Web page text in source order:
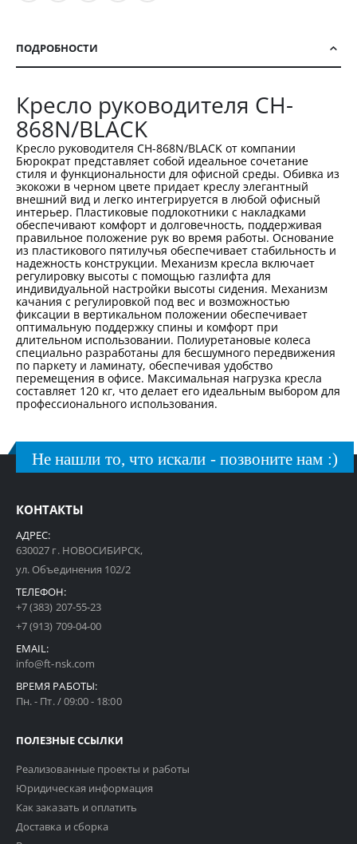
ПОДРОБНОСТИ
Кресло руководителя CH-
868N/BLACK
Кресло руководителя CH-868N/BLACK от компании
Бюрократ представляет собой идеальное сочетание
стиля и функциональности для офисной среды. Обивка из
экокожи в черном цвете придает креслу элегантный
внешний вид и легко интегрируется в любой офисный
интерьер. Пластиковые подлокотники с накладками
обеспечивают комфорт и долговечность, поддерживая
правильное положение рук во время работы. Основание
из пластикового пятилучья обеспечивает стабильность и
надежность конструкции. Механизм кресла включает
регулировку высоты с помощью газлифта для
индивидуальной настройки высоты сидения. Механизм
качания с регулировкой под вес и возможностью
фиксации в вертикальном положении обеспечивает
оптимальную поддержку спины и комфорт при
длительном использовании. Полиуретановые колеса
специально разработаны для бесшумного передвижения
по паркету и ламинату, обеспечивая удобство
перемещения в офисе. Максимальная нагрузка кресла
составляет 120 кг, что делает его идеальным выбором для
профессионального использования.
Не нашли то, что искали - позвоните нам :)
КОНТАКТЫ
АДРЕС:
630027 г. НОВОСИБИРСК,
ул. Объединения 102/2
ТЕЛЕФОН:
+7 (383) 207-55-23
+7 (913) 709-04-00
EMAIL:
info@ft-nsk.com
ВРЕМЯ РАБОТЫ:
Пн. - Пт. / 09:00 - 18:00
ПОЛЕЗНЫЕ ССЫЛКИ
Реализованные проекты и работы
Юридическая информация
Как заказать и оплатить
Доставка и сборка